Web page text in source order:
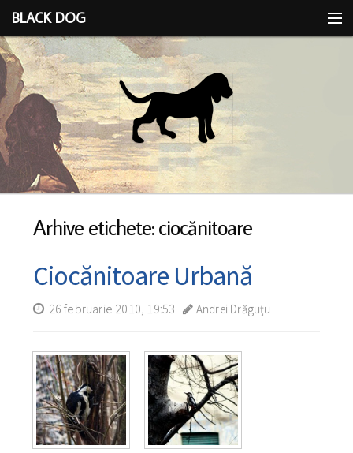
BLACK DOG
IDEEA
CU LIMBA SCOASĂ
Arhive etichete: ciocănitoare
Ciocănitoare Urbană
26 februarie 2010, 19:53 Andrei Drăguţu